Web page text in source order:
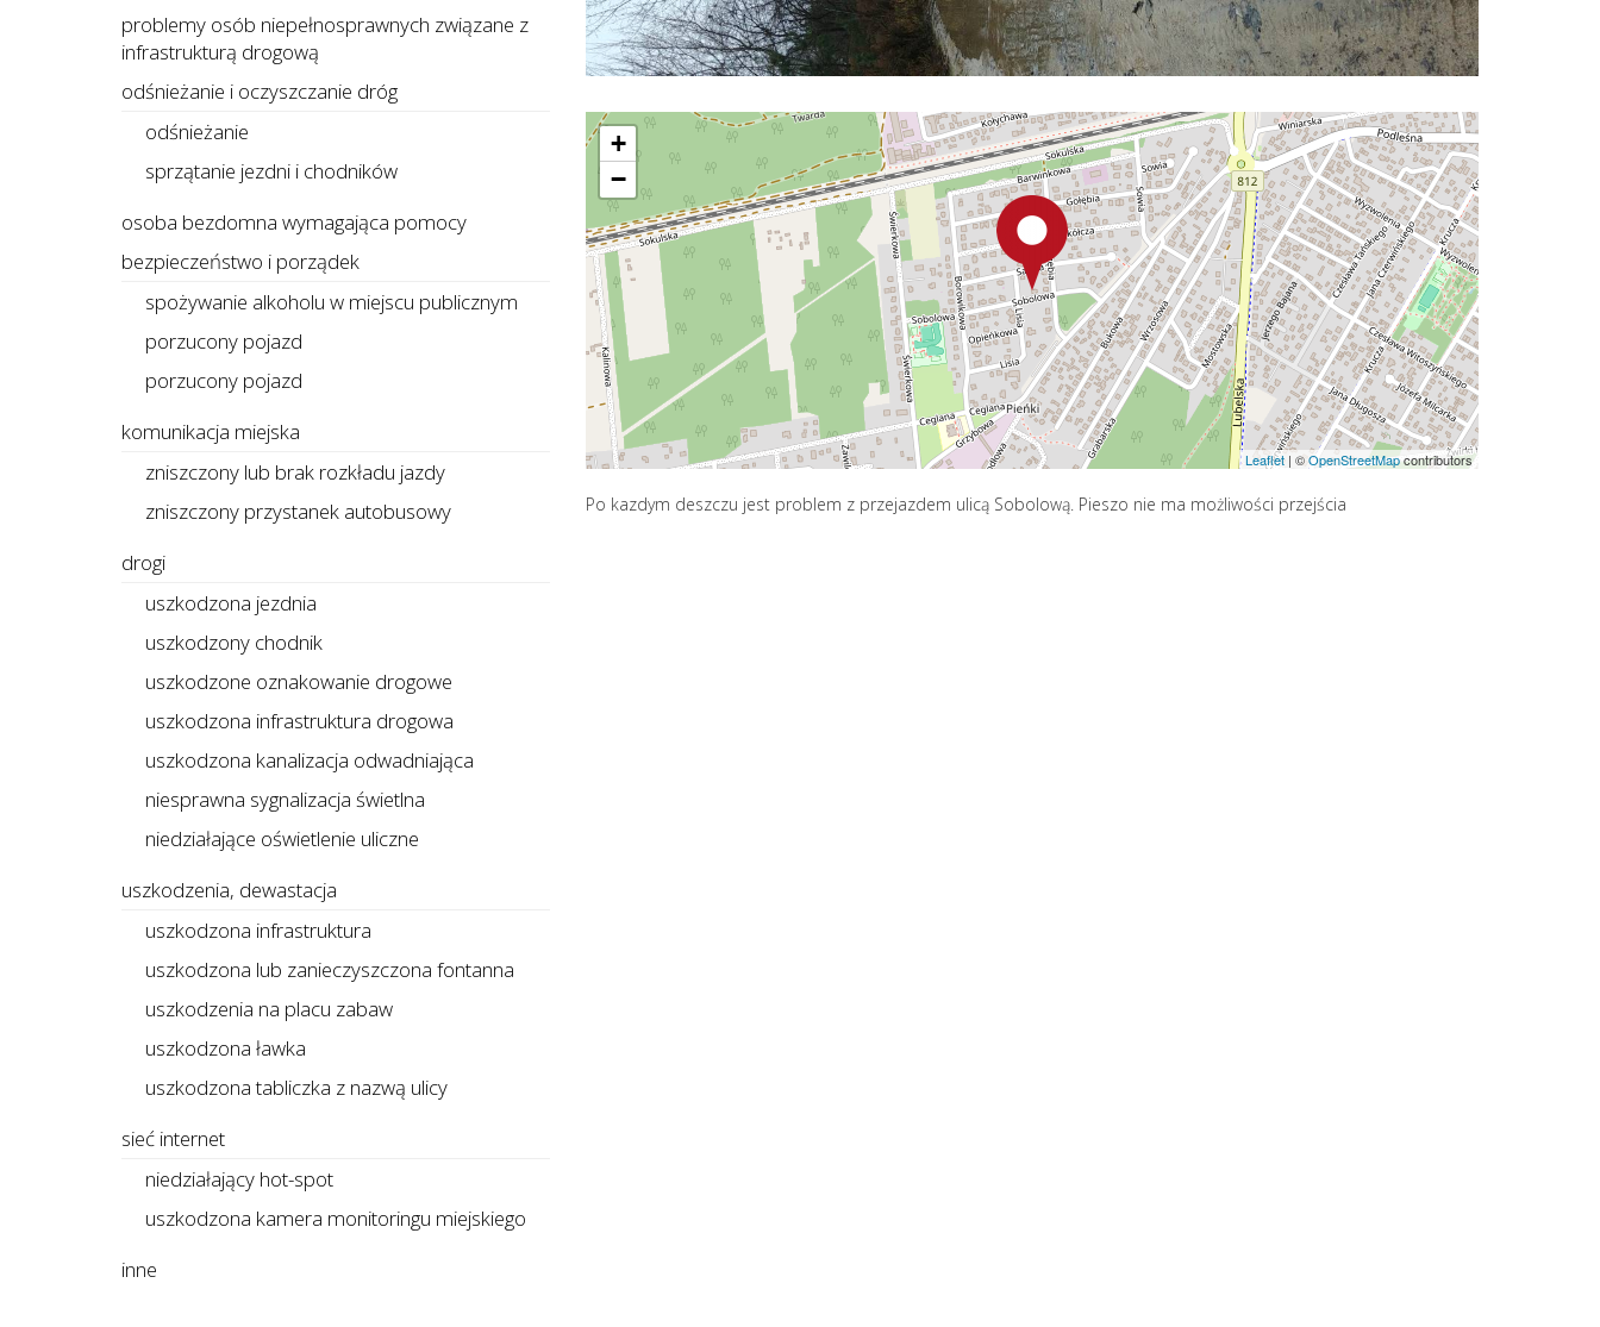
+
−
Leaflet | ©OpenStreetMapcontributors
Po kazdym deszczu jest problem z przejazdem ulicą Sobolową. Pieszo nie ma możliwości przejścia
problemy osób niepełnosprawnych związane z
infrastrukturą drogową
odśnieżanie i oczyszczanie dróg
odśnieżanie
sprzątanie jezdni i chodników
osoba bezdomna wymagająca pomocy
bezpieczeństwo i porządek
spożywanie alkoholu w miejscu publicznym
porzucony pojazd
porzucony pojazd
komunikacja miejska
zniszczony lub brak rozkładu jazdy
zniszczony przystanek autobusowy
drogi
uszkodzona jezdnia
uszkodzony chodnik
uszkodzone oznakowanie drogowe
uszkodzona infrastruktura drogowa
uszkodzona kanalizacja odwadniająca
niesprawna sygnalizacja świetlna
niedziałające oświetlenie uliczne
uszkodzenia, dewastacja
uszkodzona infrastruktura
uszkodzona lub zanieczyszczona fontanna
uszkodzenia na placu zabaw
uszkodzona ławka
uszkodzona tabliczka z nazwą ulicy
sieć internet
niedziałający hot-spot
uszkodzona kamera monitoringu miejskiego
inne